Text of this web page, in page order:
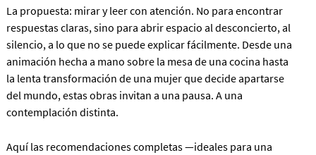
La propuesta: mirar y leer con atención. No para encontrar
respuestas claras, sino para abrir espacio al desconcierto, al
silencio, a lo que no se puede explicar fácilmente. Desde una
animación hecha a mano sobre la mesa de una cocina hasta
la lenta transformación de una mujer que decide apartarse
del mundo, estas obras invitan a una pausa. A una
contemplación distinta.
Aquí las recomendaciones completas —ideales para una